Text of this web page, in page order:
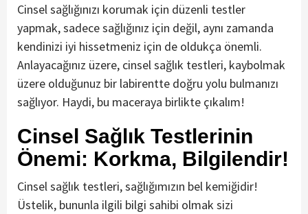
Cinsel sağlığınızı korumak için düzenli testler
yapmak, sadece sağlığınız için değil, aynı zamanda
kendinizi iyi hissetmeniz için de oldukça önemli.
Anlayacağınız üzere, cinsel sağlık testleri, kaybolmak
üzere olduğunuz bir labirentte doğru yolu bulmanızı
sağlıyor. Haydi, bu maceraya birlikte çıkalım!
Cinsel Sağlık Testlerinin
Önemi: Korkma, Bilgilendir!
Cinsel sağlık testleri, sağlığımızın bel kemiğidir!
Üstelik, bununla ilgili bilgi sahibi olmak sizi